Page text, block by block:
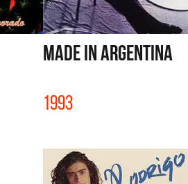
MADE IN ARGENTINA
1993